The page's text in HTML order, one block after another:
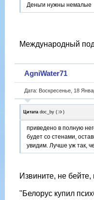
Деньги нужны немалые
Международный
AgniWater71
Дата: Воскресенье, 18
Цитата doc_by ( )
приведено в полную
будет со стенами,
увидим. Лучше уж так,
Извините, не бейте,
"Белорус купил